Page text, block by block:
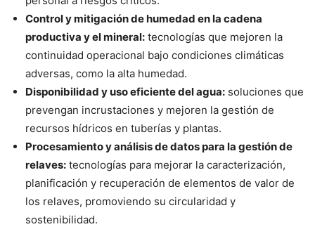
Control y mitigación de humedad en la cadena
productiva y el mineral: tecnologías que mejoren la
continuidad operacional bajo condiciones climáticas
adversas, como la alta humedad.
Disponibilidad y uso eficiente del agua: soluciones que
prevengan incrustaciones y mejoren la gestión de
recursos hídricos en tuberías y plantas.
Procesamiento y análisis de datos para la gestión de
relaves: tecnologías para mejorar la caracterización,
planificación y recuperación de elementos de valor de
los relaves, promoviendo su circularidad y
sostenibilidad.